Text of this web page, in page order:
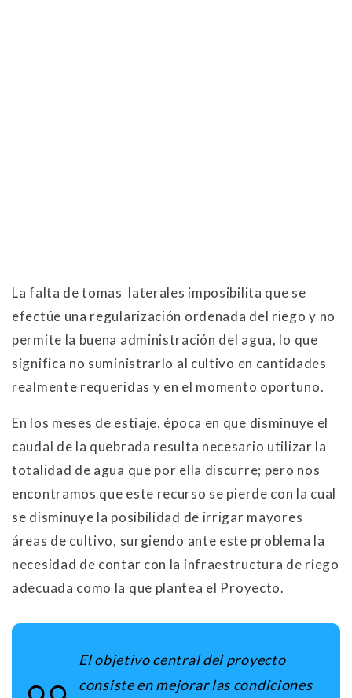
La falta de tomas laterales imposibilita que se
efectúe una regularización ordenada del riego y no
permite la buena administración del agua, lo que
significa no suministrarlo al cultivo en cantidades
realmente requeridas y en el momento oportuno.
En los meses de estiaje, época en que disminuye el
caudal de la quebrada resulta necesario utilizar la
totalidad de agua que por ella discurre; pero nos
encontramos que este recurso se pierde con la cual
se disminuye la posibilidad de irrigar mayores
áreas de cultivo, surgiendo ante este problema la
necesidad de contar con la infraestructura de riego
adecuada como la que plantea el Proyecto.
El objetivo central del proyecto
consiste en mejorar las condiciones